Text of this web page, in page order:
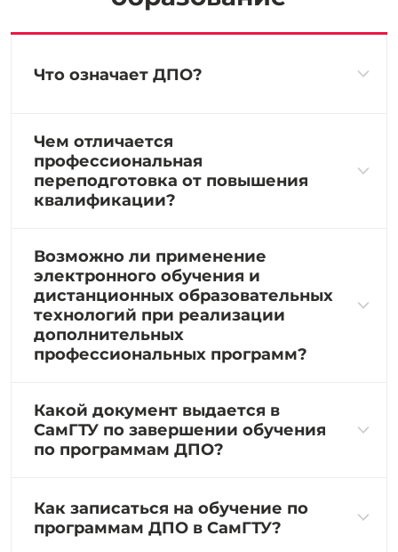
Что означает ДПО?
Чем отличается
профессиональная
переподготовка от повышения
квалификации?
Возможно ли применение
электронного обучения и
дистанционных образовательных
технологий при реализации
дополнительных
профессиональных программ?
Какой документ выдается в
СамГТУ по завершении обучения
по программам ДПО?
Как записаться на обучение по
программам ДПО в СамГТУ?